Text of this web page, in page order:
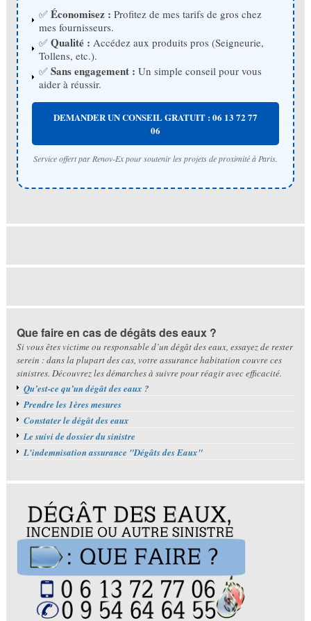
✅ Économisez : Profitez de mes tarifs de gros chez
mes fournisseurs.
✅ Qualité : Accédez aux produits pros (Seigneurie,
Tollens, etc.).
✅ Sans engagement : Un simple conseil pour vous
aider à réussir.
DEMANDER UN CONSEIL GRATUIT : 06 13 72 77
06
Service offert par Renov-Ex pour soutenir les projets de proximité à Paris.
Que faire en cas de dégâts des eaux ?
Si vous êtes victime ou responsable d’un dégât des eaux, essayez de rester
serein : dans la plupart des cas, votre assurance habitation couvre ces
sinistres. Découvrez les démarches à suivre pour réagir avec efficacité.
Qu’est-ce qu’un dégât des eaux ?
Prendre les 1ères mesures
Constater le dégât des eaux
Le suivi de dossier du sinistre
L'indemnisation assurance "Dégâts des Eaux"